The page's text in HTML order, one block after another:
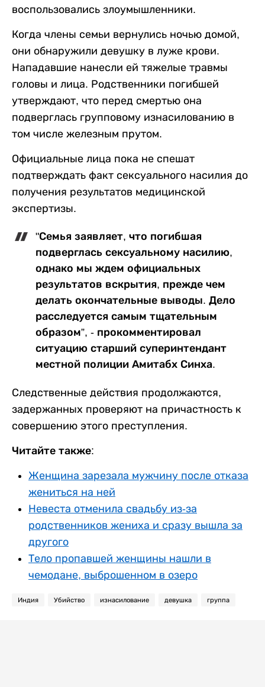
воспользовались злоумышленники.
Когда члены семьи вернулись ночью домой,
они обнаружили девушку в луже крови.
Нападавшие нанесли ей тяжелые травмы
головы и лица. Родственники погибшей
утверждают, что перед смертью она
подверглась групповому изнасилованию в
том числе железным прутом.
Официальные лица пока не спешат
подтверждать факт сексуального насилия до
получения результатов медицинской
экспертизы.
"Семья заявляет, что погибшая
подверглась сексуальному насилию,
однако мы ждем официальных
результатов вскрытия, прежде чем
делать окончательные выводы. Дело
расследуется самым тщательным
образом”, - прокомментировал
ситуацию старший суперинтендант
местной полиции Амитабх Синха.
Следственные действия продолжаются,
задержанных проверяют на причастность к
совершению этого преступления.
Читайте также:
Женщина зарезала мужчину после отказа
жениться на ней
Невеста отменила свадьбу из-за
родственников жениха и сразу вышла за
другого
Тело пропавшей женщины нашли в
чемодане, выброшенном в озеро
Индия Убийство изнасилование девушка группа